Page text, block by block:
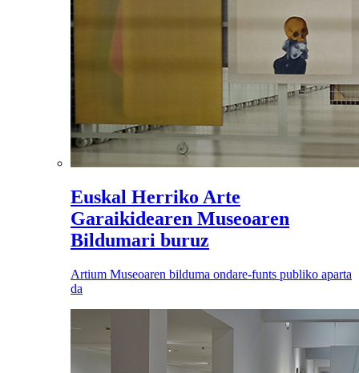
Euskal Herriko Arte
Garaikidearen Museoaren
Bildumari buruz
Artium Museoaren bilduma ondare-funts publiko aparta
da